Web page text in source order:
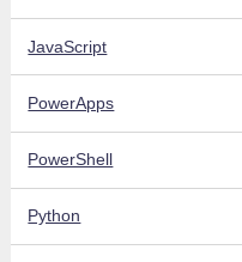
JavaScript
PowerApps
PowerShell
Python